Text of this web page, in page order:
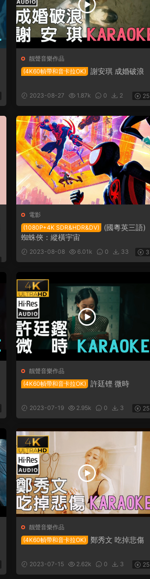
靓聲音樂作品
(4K60幀帶和音卡拉OK)
謝安琪 成婚破浪
2023-08-27 1.87k 0 2 25
電影
(1080P+4K SDR&HDR&DV)
(國粵英三語)
蜘蛛俠：縱橫宇宙
2023-08-08 6.01k 0 33 3
靓聲音樂作品
(4K60幀帶和音卡拉OK)
許廷铿 微時
2023-07-19 2.95k 0 3 25
靓聲音樂作品
(4K60幀帶和音卡拉OK)
鄭秀文 吃掉悲傷
2023-07-15 2.62k 0 3 25